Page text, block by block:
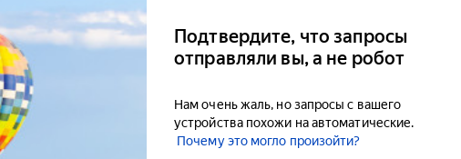
Подтвердите, что запросы
отправляли вы, а не робот
Нам очень жаль, но запросы с вашего
устройства похожи на автоматические.
Почему это могло произойти?